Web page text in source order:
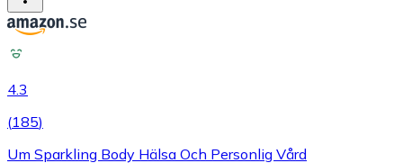
4.3
(185)
Um Sparkling Body Hälsa Och Personlig Vård